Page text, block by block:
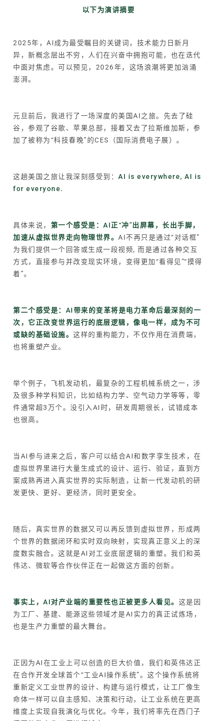
以下为演讲摘要
2025年，AI成为最受瞩目的关键词，技术能力日新月
异，新概念层出不穷，人们在兴奋中拥抱可能，也在迭代
中面对焦虑。可以预见，2026年，这场浪潮将更加汹涌
澎湃。
元旦前后，我进行了一场深度的美国AI之旅。先去了硅
谷，参观了谷歌、苹果总部，接着又去了拉斯维加斯，参
加了被称为“科技春晚”的CES（ 国际消费电子展）。
这趟美国之旅让我深刻感受到： AI is everywhere, AI is
for everyone.
具体来说， 第一个感受是：AI正“冲”出屏幕，长出手脚，
加速从虚拟世界走向物理世界。 AI不再只是通过“对话框”
为我们提供一个回答或生成一段视频, 而是通过各种交互
方式，直接参与并改变现实环境，变得更加“看得见”“摸得
着”。
第二个感受是：AI带来的变革将是电力革命后最深刻的一
次，它正改变世界运行的底层逻辑，像电一样，成为不可
或缺的基础设施。 这样的重构能力，不仅作用在消费端，
也将重塑产业。
举个例子，飞机发动机，最复杂的工程机械系统之一，涉
及很多种学科知识，比如结构力学、空气动力学等等，零
件通常超3万个。没引入AI时，研发周期很长，试错成本
也很高。
当AI参与进来之后，客户可以结合AI和数字孪生技术，在
虚拟世界里进行大量生成式的设计、运行、验证，直到方
案成熟再进入真实世界的实际制造，让新一代发动机的研
发更快、更好、更经济，同时更安全。
随后，真实世界的数据又可以再反馈到虚拟世界，形成两
个世界的数据闭环和实时双向映射，实现真正意义上的深
度数实融合。这就是AI对工业底层逻辑的重塑。我们和英
伟达、微软等合作伙伴正在一起做这方面的创新。
事实上，AI对产业端的重要性也正被更多人看见。 这是因
为工厂、基建、能源这些领域才是AI实力的真正试炼场，
也是生产力重塑的最大舞台。
正因为AI在工业上可以创造的巨大价值，我们和英伟达正
在合作开发全球首个“工业AI操作系统”。这个操作系统将
重新定义工业世界的设计、构建与运行模式，让工厂像生
命体一样可以自主感知、决策和行动，让工业系统在更高
维度上实现自我演化与优化。今年，我们将率先在西门子